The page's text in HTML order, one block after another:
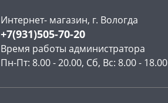
Интернет- магазин, г. Вологда
+7(931)505-70-20
Время работы администратора
Пн-Пт: 8.00 - 20.00, Сб, Вс: 8.00 - 18.00
раз в 2 недели